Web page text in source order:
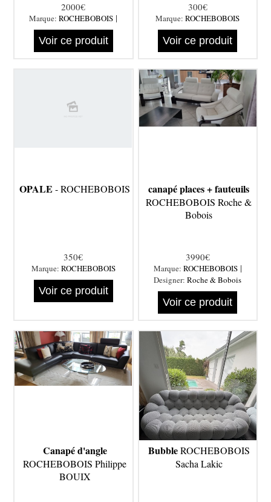
2000€
Marque:ROCHEBOBOIS |
Voir ce produit
300€
Marque:ROCHEBOBOIS
Voir ce produit
OPALE - ROCHEBOBOIS
350€
Marque: ROCHEBOBOIS
Voir ce produit
canapé places + fauteuils
ROCHEBOBOIS Roche &
Bobois
3990€
Marque: ROCHEBOBOIS|
Designer:Roche & Bobois
Voir ce produit
Canapé d'angle
ROCHEBOBOIS Philippe
BOUIX
BubbleROCHEBOBOIS
Sacha Lakic